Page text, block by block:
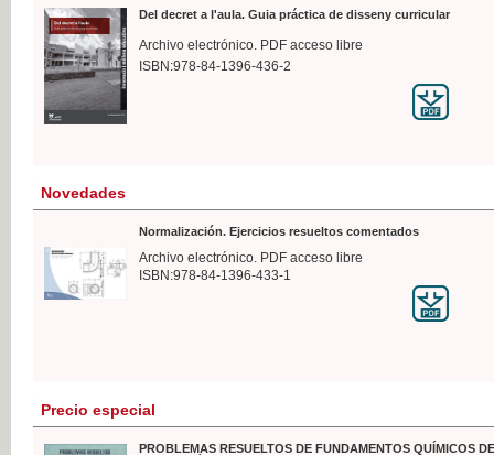
Del decret a l'aula. Guia práctica de disseny curricular
Archivo electrónico. PDF acceso libre
ISBN:978-84-1396-436-2
Novedades
Normalización. Ejercicios resueltos comentados
Archivo electrónico. PDF acceso libre
ISBN:978-84-1396-433-1
Precio especial
PROBLEMAS RESUELTOS DE FUNDAMENTOS QUÍMICOS